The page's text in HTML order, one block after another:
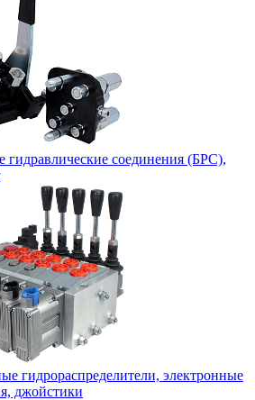
гидравлические соединения (БРС),
гидрораспределители, электронные
джойстики